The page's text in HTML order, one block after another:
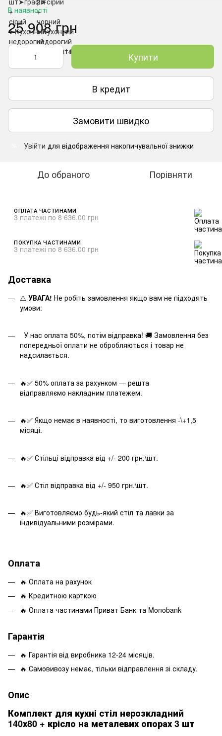
В наявності
25 908 грн
Купити
В кредит
Замовити швидко
Увійти для відображення накопичувальної знижки
До обраного Порівняти
ОПЛАТА ЧАСТИНАМИ
3 платежі по 8 636.00 грн
ПОКУПКА ЧАСТИНАМИ
3 платежі по 8 636.00 грн
Доставка
⚠️ УВАГА! Не робіть замовлення якщо вам не підходять
умови:
У нас оплата 50%, потім відправка! 🚚 Замовлення без
попередньої оплати не обробляються і товар не
надсилається.
🔥✅ 50% оплата за рахунком — решта
відправляємо накладним платежем.
🔥✅ Якщо немає в наявності, то виготовлення -\+1,5
місяці.
🔥✅ Стільці відправка від +/- 200 грн.\шт.
🔥✅ Стіл відправка від +/- 950 грн.\шт.
🔥✅ Виготовляємо будь-який стіл та лавки за
індивідуальними розмірами.
Оплата
🔥 Оплата на рахунок
🔥 Кредитною карткою
🔥 Оплата частинами Приват Банк та Monobank
Гарантія
🔥 Гарантія від виробника 12-24 місяців.
🔥 Самовивозу немає, тільки відправлення зі складу.
Опис
Комплект для кухні стіл нерозкладний
140х80 + крісло на металевих опорах 3 шт